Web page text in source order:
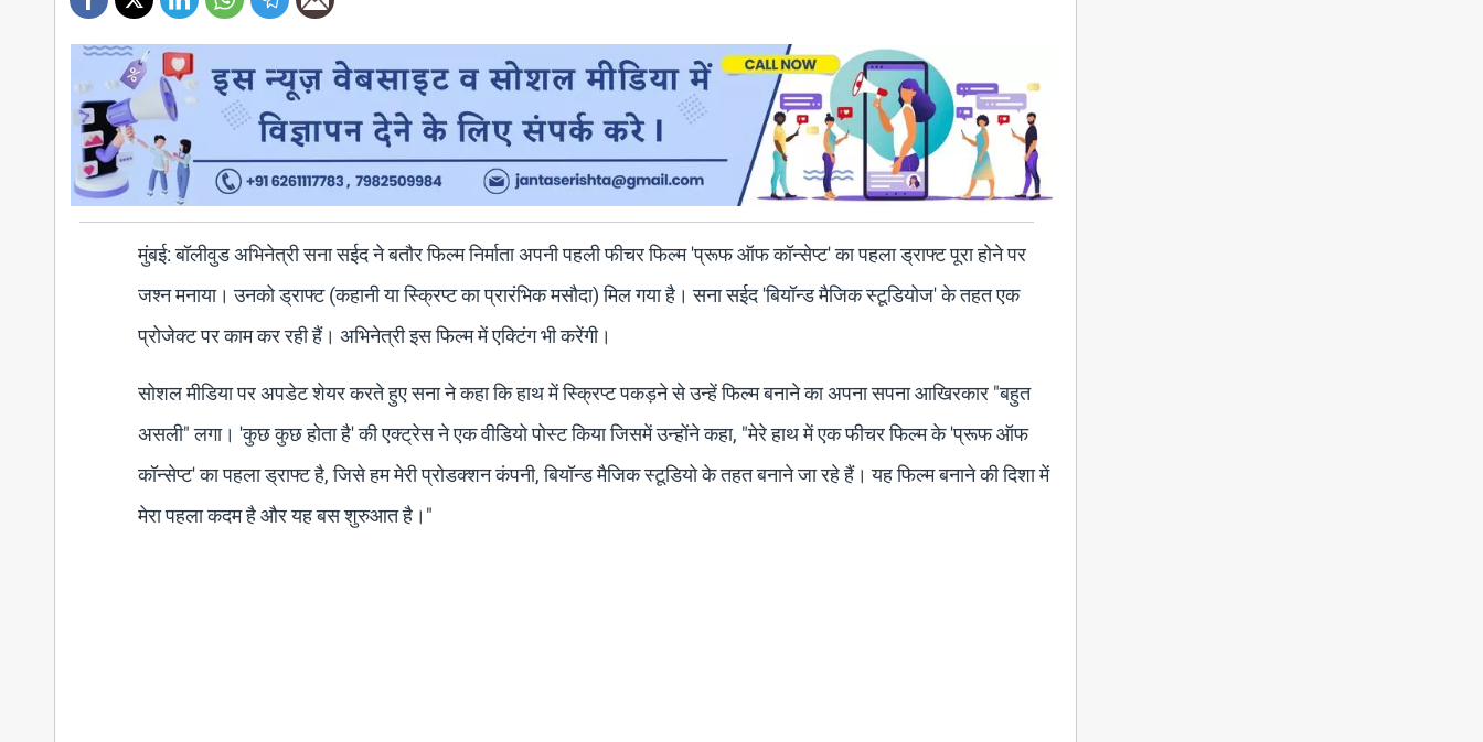
मुंबई: बॉलीवुड अभिनेत्री सना सईद ने बतौर फिल्म निर्माता अपनी पहली फीचर फिल्म 'प्रूफ ऑफ कॉन्सेप्ट' का पहला ड्राफ्ट पूरा होने पर
जश्न मनाया। उनको ड्राफ्ट (कहानी या स्क्रिप्ट का प्रारंभिक मसौदा) मिल गया है। सना सईद 'बियॉन्ड मैजिक स्टूडियोज' के तहत एक
प्रोजेक्ट पर काम कर रही हैं। अभिनेत्री इस फिल्म में एक्टिंग भी करेंगी।
सोशल मीडिया पर अपडेट शेयर करते हुए सना ने कहा कि हाथ में स्क्रिप्ट पकड़ने से उन्हें फिल्म बनाने का अपना सपना आखिरकार "बहुत
असली" लगा। 'कुछ कुछ होता है' की एक्ट्रेस ने एक वीडियो पोस्ट किया जिसमें उन्होंने कहा, "मेरे हाथ में एक फीचर फिल्म के 'प्रूफ ऑफ
कॉन्सेप्ट' का पहला ड्राफ्ट है, जिसे हम मेरी प्रोडक्शन कंपनी, बियॉन्ड मैजिक स्टूडियो के तहत बनाने जा रहे हैं। यह फिल्म बनाने की दिशा में
मेरा पहला कदम है और यह बस शुरुआत है।"